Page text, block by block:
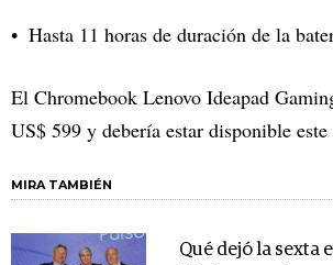
Hasta 11 horas de duración de la
El Chromebook Lenovo Ideapad
US$ 599 y debería estar disponible este
MIRA TAMBIÉN
Qué dejó la sexta